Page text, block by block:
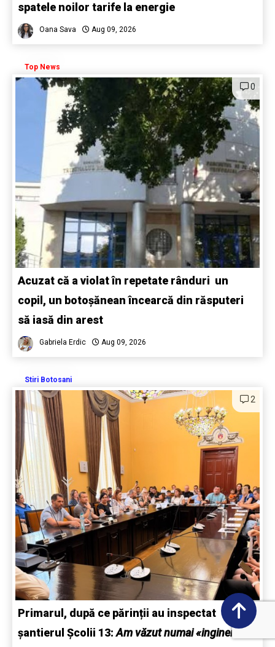
spatele noilor tarife la energie
Oana Sava Aug 09, 2026
Top News
0
Acuzat că a violat în repetate rânduri un
copil, un botoșănean încearcă din răsputeri
să iasă din arest
Gabriela Erdic Aug 09, 2026
Stiri Botosani
2
Primarul, după ce părinții au inspectat
șantierul Școlii 13:Am văzut numai «ingineri»